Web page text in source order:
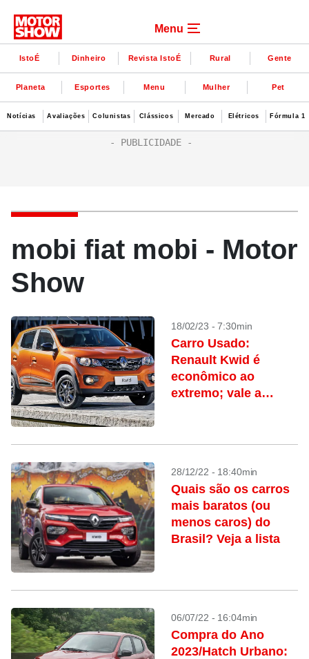
Menu
IstoÉ Dinheiro Revista IstoÉ Rural Gente
Planeta Esportes Menu Mulher Pet
Notícias Avaliações Colunistas Clássicos Mercado Elétricos Fórmula 1
mobi fiat mobi - Motor
Show
18/02/23 - 7:30min
Carro Usado:
Renault Kwid é
econômico ao
extremo; vale a
28/12/22 - 18:40min
Quais são os carros
mais baratos (ou
menos caros) do
Brasil? Veja a lista
06/07/22 - 16:04min
Compra do Ano
2023/Hatch Urbano: